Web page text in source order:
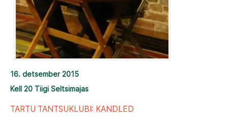
16. detsember 2015
Kell 20 Tiigi Seltsimajas
TARTU TANTSUKLUBI: KANDLED